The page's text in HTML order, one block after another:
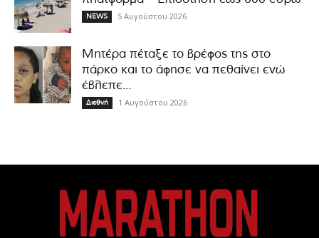
NEWS 5 Αυγούστου 2026
Μητέρα πέταξε το βρέφος της στο
πάρκο και το άφησε να πεθαίνει ενώ
έβλεπε...
Διεθνή 1 Αυγούστου 2026